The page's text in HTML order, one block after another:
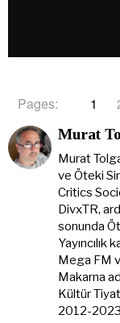
Pages: 1
Murat
Murat
ve Öteki
Critics
DivxTR,
sonunda
Yayıncılık
Mega FM
Makarna
Kültür
2012-2023